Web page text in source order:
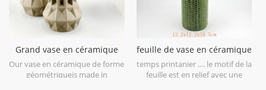
Grand vase en céramique
géométrique brun lot de 3
Our vase en céramique de forme
géométriqueis made in
feuille de vase en céramique
vert citron patten
temps printanier .... le motif de la
feuille est en relief avec une